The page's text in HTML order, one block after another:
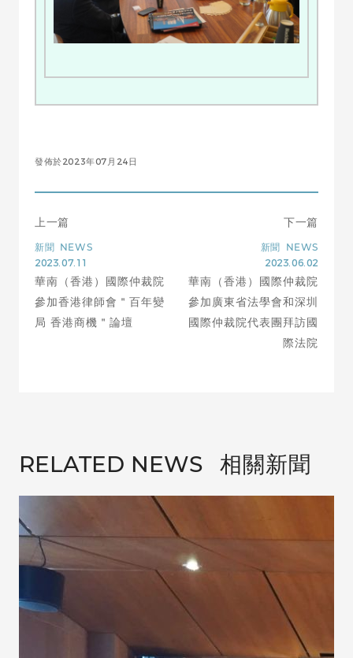
發佈於2023年07月24日
上一篇
新聞 NEWS
2023.07.11
華南（香港）國際仲裁院
參加香港律師會＂百年變
局 香港商機＂論壇
下一篇
新聞 NEWS
2023.06.02
華南（香港）國際仲裁院
參加廣東省法學會和深圳
國際仲裁院代表團拜訪國
際法院
RELATED NEWS 相關新聞